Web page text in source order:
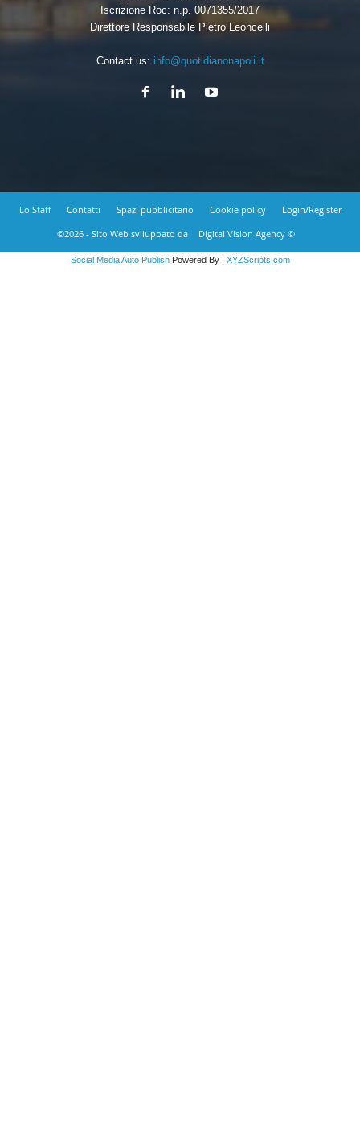
Iscrizione Roc: n.p. 0071355/2017
Direttore Responsabile Pietro Leoncelli
Contact us: info@quotidianonapoli.it
Lo Staff Contatti Spazi pubblicitario Cookie policy
Login/Register
©2026 - Sito Web sviluppato da
Digital Vision Agency ©
Social Media Auto PublishPowered By : XYZScripts.com